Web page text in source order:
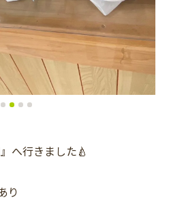
へ行きました🍐
り